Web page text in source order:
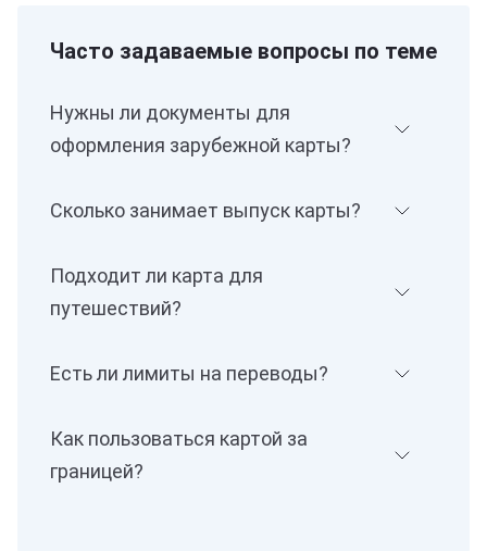
Часто задаваемые вопросы по теме
Нужны ли документы для
оформления зарубежной карты?
Сколько занимает выпуск карты?
Подходит ли карта для
путешествий?
Есть ли лимиты на переводы?
Как пользоваться картой за
границей?